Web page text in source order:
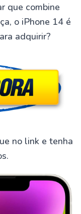
que combine
o iPhone 14 é
adquirir?
no link e tenha